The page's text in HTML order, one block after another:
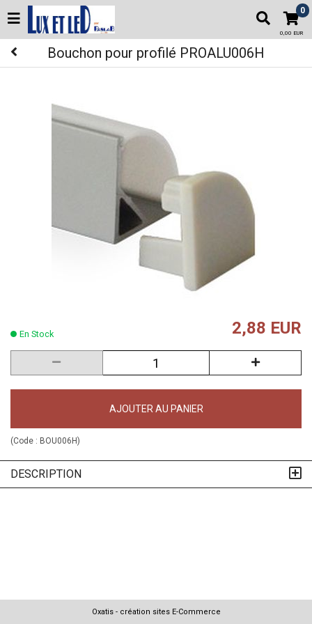
0
0,00 EUR
Bouchon pour profilé PROALU006H
En Stock 2,88 EUR
AJOUTER AU PANIER
(Code : BOU006H)
DESCRIPTION
Oxatis - création sites E-Commerce